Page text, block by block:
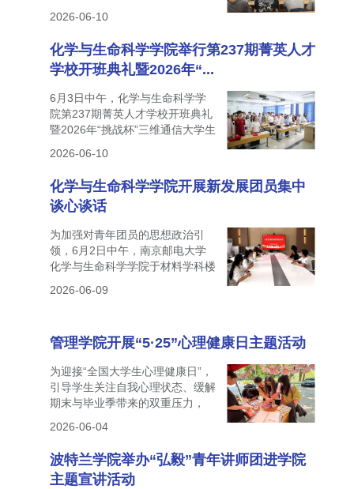
2026-06-10
化学与生命科学学院举行第237期菁英人才
学校开班典礼暨2026年“...
6月3日中午，化学与生命科学学
院第237期菁英人才学校开班典礼
暨2026年“挑战杯”三维通信大学生
2026-06-10
化学与生命科学学院开展新发展团员集中
谈心谈话
为加强对青年团员的思想政治引
领，6月2日中午，南京邮电大学
化学与生命科学学院于材料学科楼
2026-06-09
管理学院开展“5·25”心理健康日主题活动
为迎接“全国大学生心理健康日”，
引导学生关注自我心理状态、缓解
期末与毕业季带来的双重压力，
2026-06-04
波特兰学院举办“弘毅”青年讲师团进学院
主题宣讲活动